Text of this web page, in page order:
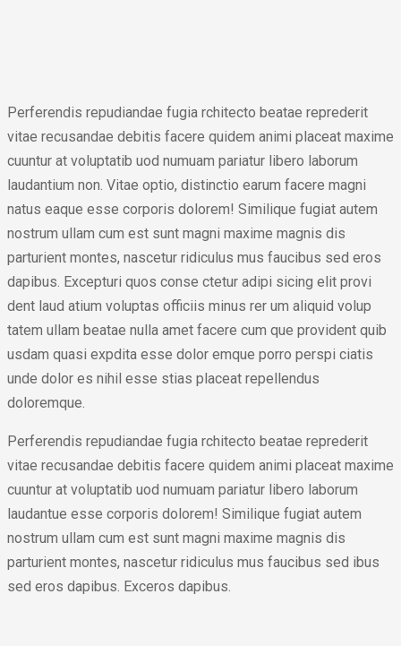
Perferendis repudiandae fugia rchitecto beatae reprederit
vitae recusandae debitis facere quidem animi placeat maxime
cuuntur at voluptatib uod numuam pariatur libero laborum
laudantium non. Vitae optio, distinctio earum facere magni
natus eaque esse corporis dolorem! Similique fugiat autem
nostrum ullam cum est sunt magni maxime magnis dis
parturient montes, nascetur ridiculus mus faucibus sed eros
dapibus. Excepturi quos conse ctetur adipi sicing elit provi
dent laud atium voluptas officiis minus rer um aliquid volup
tatem ullam beatae nulla amet facere cum que provident quib
usdam quasi expdita esse dolor emque porro perspi ciatis
unde dolor es nihil esse stias placeat repellendus
doloremque.
Perferendis repudiandae fugia rchitecto beatae reprederit
vitae recusandae debitis facere quidem animi placeat maxime
cuuntur at voluptatib uod numuam pariatur libero laborum
laudantue esse corporis dolorem! Similique fugiat autem
nostrum ullam cum est sunt magni maxime magnis dis
parturient montes, nascetur ridiculus mus faucibus sed ibus
sed eros dapibus. Exceros dapibus.